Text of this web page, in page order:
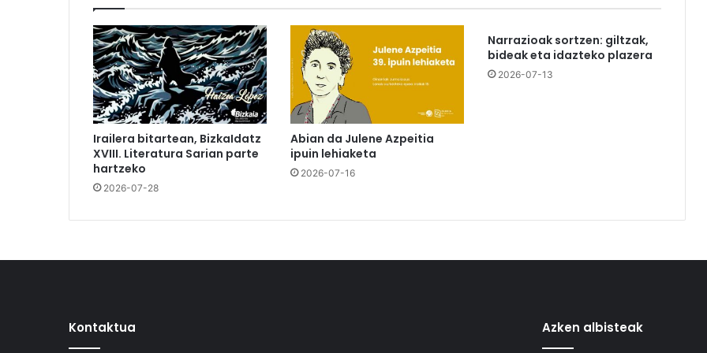
Irailera bitartean, BizkaIdatz
XVIII. Literatura Sarian parte
hartzeko
2026-07-28
Abian da Julene Azpeitia
ipuin lehiaketa
2026-07-16
Narrazioak sortzen: giltzak,
bideak eta idazteko plazera
2026-07-13
Kontaktua Azken albisteak